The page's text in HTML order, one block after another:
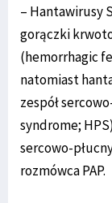
– Hantawirusy
gorączki
(hemorrhagic
natomiast
zespół
syndrome;
sercowo-
rozmówca PAP.